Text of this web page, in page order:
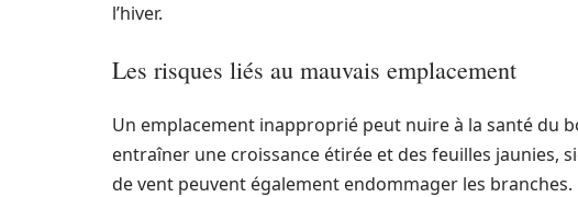
l’hiver.
Les risques liés au mauvais emplacement
Un emplacement inapproprié peut nuire à la santé du
entraîner une croissance étirée et des feuilles jaunies,
de vent peuvent également endommager les